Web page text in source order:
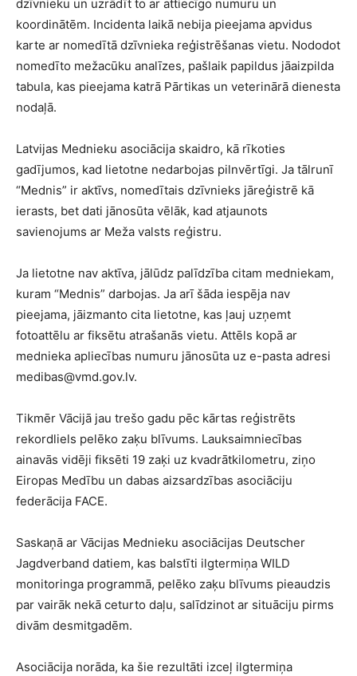
dzīvnieku un uzrādīt to ar attiecīgo numuru un
koordinātēm. Incidenta laikā nebija pieejama apvidus
karte ar nomedītā dzīvnieka reģistrēšanas vietu. Nododot
nomedīto mežacūku analīzes, pašlaik papildus jāaizpilda
tabula, kas pieejama katrā Pārtikas un veterinārā dienesta
nodaļā.
Latvijas Mednieku asociācija skaidro, kā rīkoties
gadījumos, kad lietotne nedarbojas pilnvērtīgi. Ja tālrunī
“Mednis” ir aktīvs, nomedītais dzīvnieks jāreģistrē kā
ierasts, bet dati jānosūta vēlāk, kad atjaunots
savienojums ar Meža valsts reģistru.
Ja lietotne nav aktīva, jālūdz palīdzība citam medniekam,
kuram “Mednis” darbojas. Ja arī šāda iespēja nav
pieejama, jāizmanto cita lietotne, kas ļauj uzņemt
fotoattēlu ar fiksētu atrašanās vietu. Attēls kopā ar
mednieka apliecības numuru jānosūta uz e-pasta adresi
medibas@vmd.gov.lv.
Tikmēr Vācijā jau trešo gadu pēc kārtas reģistrēts
rekordliels pelēko zaķu blīvums. Lauksaimniecības
ainavās vidēji fiksēti 19 zaķi uz kvadrātkilometru, ziņo
Eiropas Medību un dabas aizsardzības asociāciju
federācija FACE.
Saskaņā ar Vācijas Mednieku asociācijas Deutscher
Jagdverband datiem, kas balstīti ilgtermiņa WILD
monitoringa programmā, pelēko zaķu blīvums pieaudzis
par vairāk nekā ceturto daļu, salīdzinot ar situāciju pirms
divām desmitgadēm.
Asociācija norāda, ka šie rezultāti izceļ ilgtermiņa